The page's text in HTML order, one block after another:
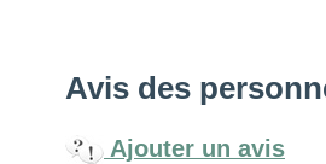
Avis des
Ajouter un avis